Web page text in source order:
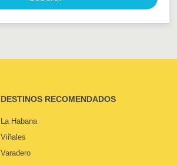
DESTINOS RECOMENDADOS
La Habana
Viñales
Varadero